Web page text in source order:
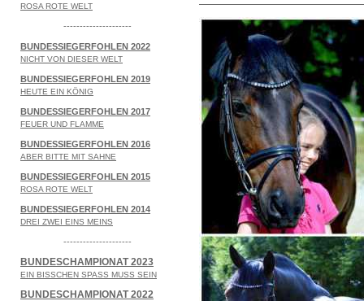
ROSA ROTE WELT
---------------------
BUNDESSIEGERFOHLEN 2022
NICHT VON DIESER WELT
BUNDESSIEGERFOHLEN 2019
HEUTE EIN KÖNIG
BUNDESSIEGERFOHLEN 2017
FEUER UND FLAMME
BUNDESSIEGERFOHLEN 2016
ABER BITTE MIT SAHNE
BUNDESSIEGERFOHLEN 2015
ROSA ROTE WELT
BUNDESSIEGERFOHLEN 2014
DREI ZWEI EINS MEINS
---------------------
BUNDESCHAMPIONAT 2023
EIN BISSCHEN SPASS MUSS SEIN
BUNDESCHAMPIONAT 2022